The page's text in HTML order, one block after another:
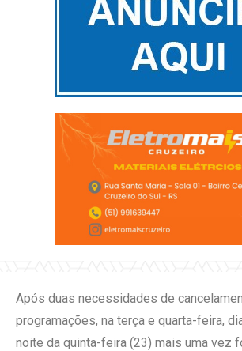
Após duas necessidades de
programações, na terça e quarta-feira,
noite da quinta-feira (23) mais uma vez